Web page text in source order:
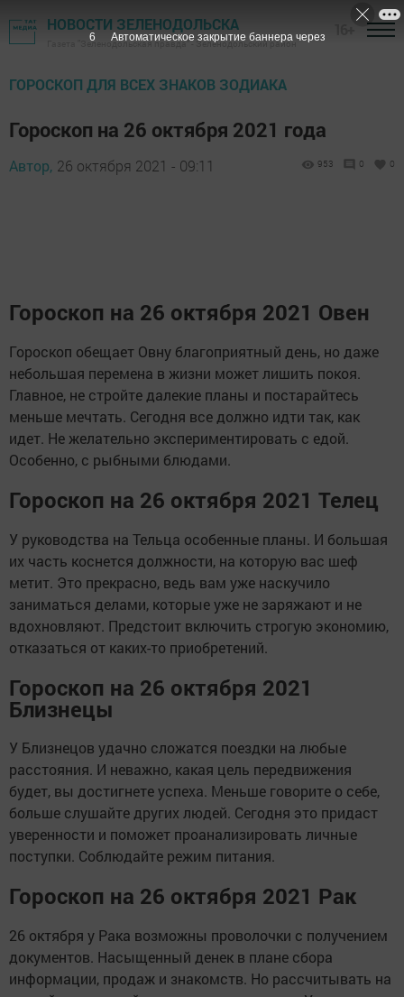
НОВОСТИ ЗЕЛЕНОДОЛЬСКА
Газета "Зеленодольская правда" - Зеленодольский район
ГОРОСКОП ДЛЯ ВСЕХ ЗНАКОВ ЗОДИАКА
Гороскоп на 26 октября 2021 года
Автор, 26 октября 2021 - 09:11 953 0 0
Гороскоп на 26 октября 2021 Овен
Гороскоп обещает Овну благоприятный день, но даже
небольшая перемена в жизни может лишить покоя.
Главное, не стройте далекие планы и постарайтесь
меньше мечтать. Сегодня все должно идти так, как
идет. Не желательно экспериментировать с едой.
Особенно, с рыбными блюдами.
Гороскоп на 26 октября 2021 Телец
У руководства на Тельца особенные планы. И большая
их часть коснется должности, на которую вас шеф
метит. Это прекрасно, ведь вам уже наскучило
заниматься делами, которые уже не заряжают и не
вдохновляют. Предстоит включить строгую экономию,
отказаться от каких-то приобретений.
Гороскоп на 26 октября 2021
Близнецы
У Близнецов удачно сложатся поездки на любые
расстояния. И неважно, какая цель передвижения
будет, вы достигнете успеха. Меньше говорите о себе,
больше слушайте других людей. Сегодня это придаст
уверенности и поможет проанализировать личные
поступки. Соблюдайте режим питания.
Гороскоп на 26 октября 2021 Рак
26 октября у Рака возможны проволочки с получением
документов. Насыщенный денек в плане сбора
информации, продаж и знакомств. Но рассчитывать на
5 Автоматическое закрытие баннера через